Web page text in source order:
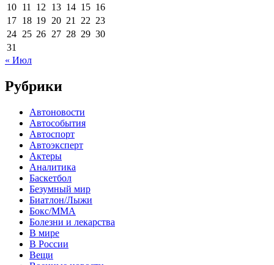
10 11 12 13 14 15 16
17 18 19 20 21 22 23
24 25 26 27 28 29 30
31
« Июл
Рубрики
Автоновости
Автособытия
Автоспорт
Автоэксперт
Актеры
Аналитика
Баскетбол
Безумный мир
Биатлон/Лыжи
Бокс/MMA
Болезни и лекарства
В мире
В России
Вещи